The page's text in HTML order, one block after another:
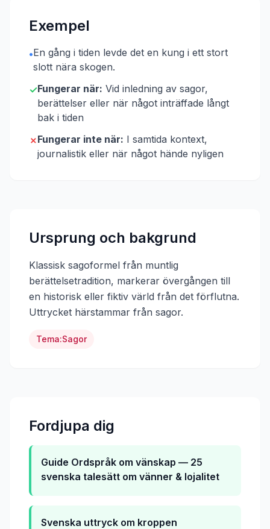
Exempel
•En gång i tiden levde det en kung i ett stort
slott nära skogen.
✓Fungerar när: Vid inledning av sagor,
berättelser eller när något inträffade långt
bak i tiden
✗Fungerar inte när: I samtida kontext,
journalistik eller när något hände nyligen
Ursprung och bakgrund
Klassisk sagoformel från muntlig
berättelsetradition, markerar övergången till
en historisk eller fiktiv värld från det förflutna.
Uttrycket härstammar från sagor.
Tema:Sagor
Fordjupa dig
Guide Ordspråk om vänskap — 25
svenska talesätt om vänner & lojalitet
Svenska uttryck om kroppen